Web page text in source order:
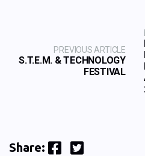
PREVIOUS ARTICLE
S.T.E.M. & TECHNOLOGY
FESTIVAL
Share: Facebook Twitter